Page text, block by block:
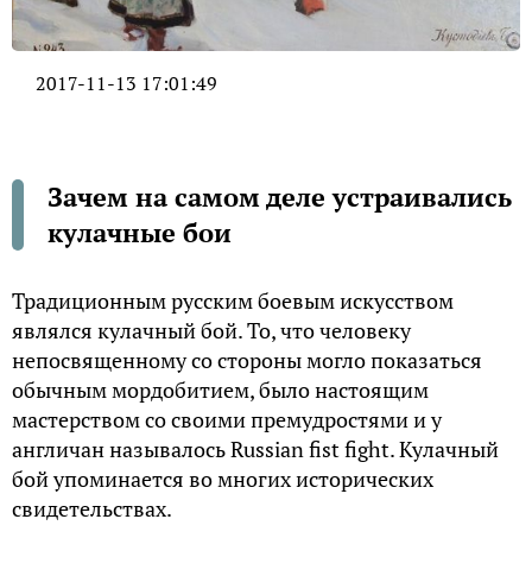
2017-11-13 17:01:49
Зачем на самом деле устраивались
кулачные бои
Традиционным русским боевым искусством
являлся кулачный бой. То, что человеку
непосвященному со стороны могло показаться
обычным мордобитием, было настоящим
мастерством со своими премудростями и у
англичан называлось Russian fist fight. Кулачный
бой упоминается во многих исторических
свидетельствах.